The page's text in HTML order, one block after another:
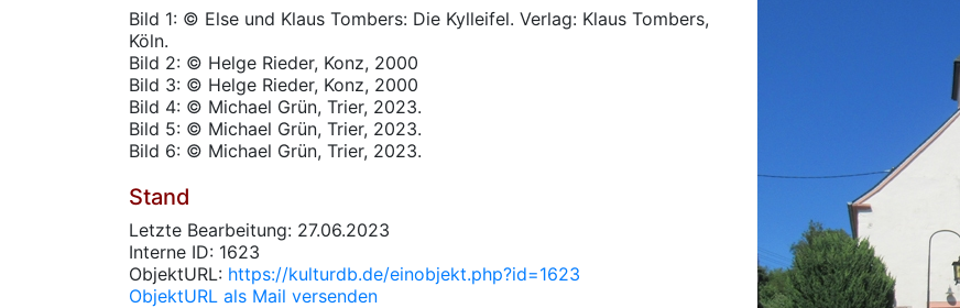
Bild 1: © Else und Klaus Tombers: Die Kylleifel. Verlag: Klaus Tombers,
Köln.
Bild 2: © Helge Rieder, Konz, 2000
Bild 3: © Helge Rieder, Konz, 2000
Bild 4: © Michael Grün, Trier, 2023.
Bild 5: © Michael Grün, Trier, 2023.
Bild 6: © Michael Grün, Trier, 2023.
Stand
Letzte Bearbeitung: 27.06.2023
Interne ID: 1623
ObjektURL: https://kulturdb.de/einobjekt.php?id=1623
ObjektURL als Mail versenden